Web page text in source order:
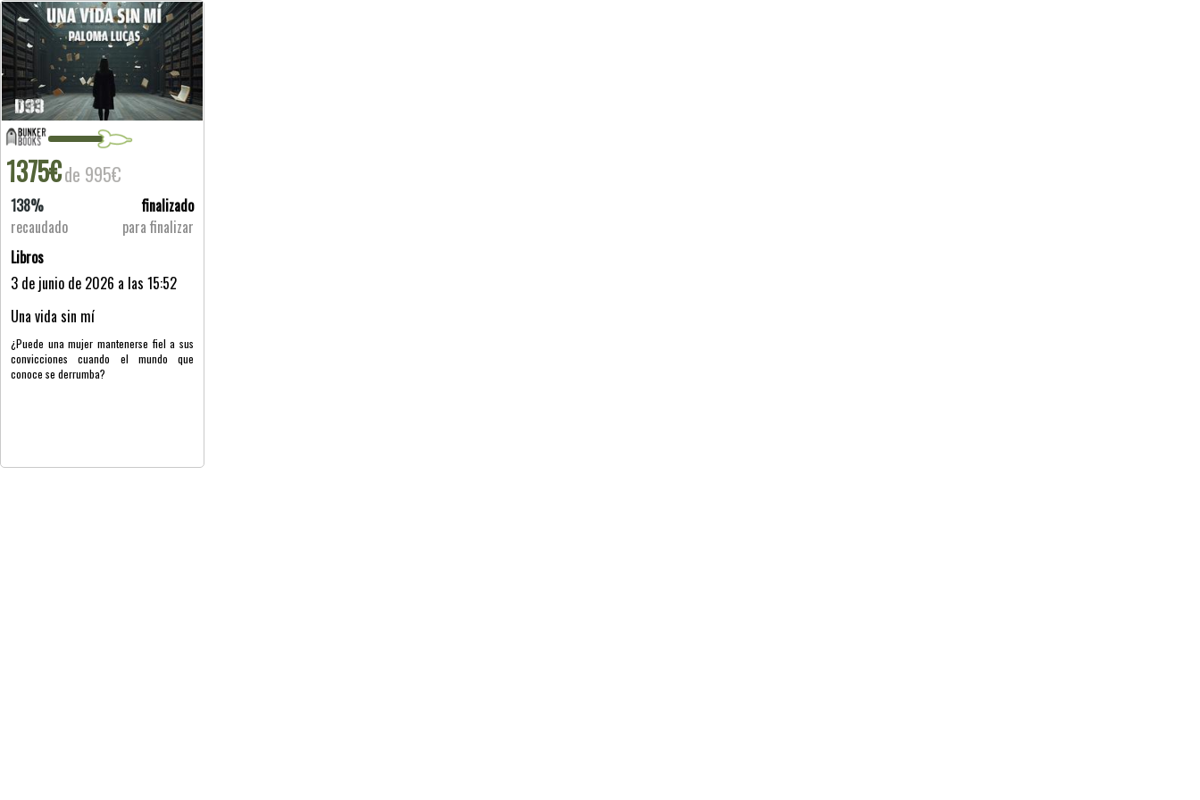
1375€de 995€
138%
recaudado
finalizado
para finalizar
Libros
3 de junio de 2026 a las 15:52
Una vida sin mí
¿Puede una mujer mantenerse fiel a sus
convicciones cuando el mundo que
conoce se derrumba?